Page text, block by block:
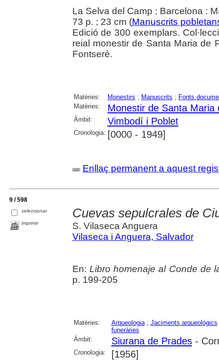
La Selva del Camp ; Barcelona :
73 p. ; 23 cm (Manuscrits
Edició de 300 exemplars.
reial monestir de Santa Maria de
Fontserè.
Matèries: Monestirs ; Manuscrits ; Fonts
Matèries:
Monestir de Santa Maria
Àmbit: Vimbodí i Poblet
Cronologia: [0000 - 1949]
Enllaç permanent a aquest
9 / 598
seleccionar
imprimir
Cuevas sepulcrales de
S. Vilaseca Anguera
Vilaseca i Anguera, Salvador
En: Libro homenaje al Conde de
p. 199-205
Matèries: Arqueologia; Jaciments arqueològics
funeràries
Àmbit:
Siurana de Prades-
Cronologia: [1956]